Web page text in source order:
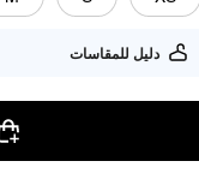
دليل للمقاسات